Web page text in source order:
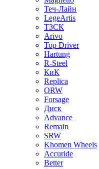
Теч-Лайн
LegeArtis
ТЗСК
Arivo
Top Driver
Hartung
R-Steel
КиК
Replica
ORW
Forsage
Диск
Advance
Remain
SRW
Khomen Wheels
Accuride
Better